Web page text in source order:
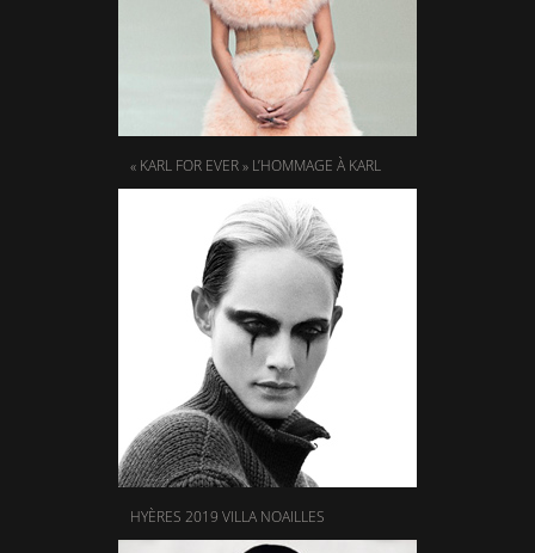
« KARL FOR EVER » L’HOMMAGE À KARL
HYÈRES 2019 VILLA NOAILLES